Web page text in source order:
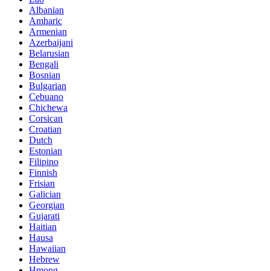
Albanian
Amharic
Armenian
Azerbaijani
Belarusian
Bengali
Bosnian
Bulgarian
Cebuano
Chichewa
Corsican
Croatian
Dutch
Estonian
Filipino
Finnish
Frisian
Galician
Georgian
Gujarati
Haitian
Hausa
Hawaiian
Hebrew